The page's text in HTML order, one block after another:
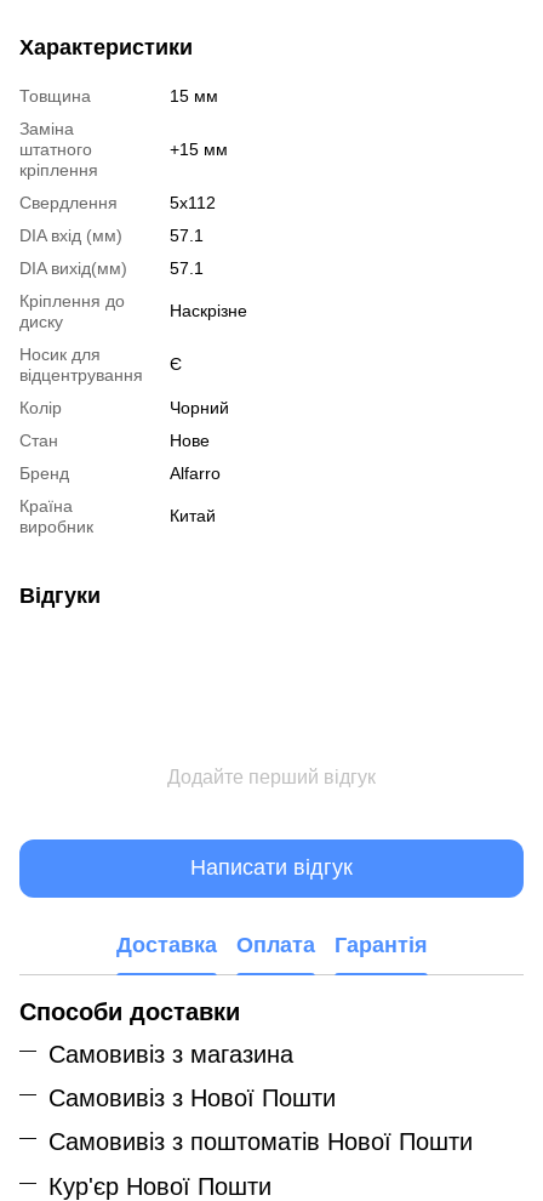
Характеристики
Товщина
15 мм
Заміна
штатного
кріплення
+15 мм
Свердлення
5х112
DIA вхід (мм)
57.1
DIA вихід(мм)
57.1
Кріплення до
диску
Наскрізне
Носик для
відцентрування
Є
Колір
Чорний
Стан
Нове
Бренд
Alfarro
Країна
виробник
Китай
Відгуки
Додайте перший відгук
Написати відгук
Доставка Оплата Гарантія
Способи доставки
Самовивіз з магазина
Самовивіз з Нової Пошти
Самовивіз з поштоматів Нової Пошти
Кур'єр Нової Пошти